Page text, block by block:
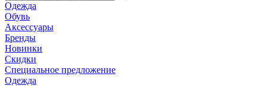
Одежда
Обувь
Аксессуары
Бренды
Новинки
Скидки
Специальное предложение
Одежда